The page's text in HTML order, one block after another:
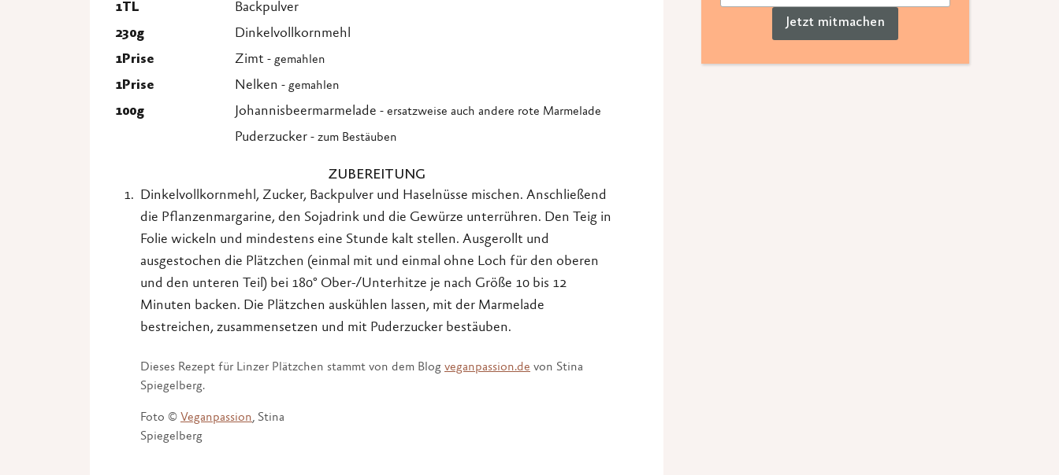
1TL
Backpulver
230g
Dinkelvollkornmehl
1Prise Zimt - gemahlen
1Prise Nelken - gemahlen
100g Johannisbeermarmelade - ersatzweise auch andere rote Marmelade
Puderzucker - zum Bestäuben
ZUBEREITUNG
Dinkelvollkornmehl, Zucker, Backpulver und Haselnüsse mischen. Anschließend
die Pflanzenmargarine, den Sojadrink und die Gewürze unterrühren. Den Teig in
Folie wickeln und mindestens eine Stunde kalt stellen. Ausgerollt und
ausgestochen die Plätzchen (einmal mit und einmal ohne Loch für den oberen
und den unteren Teil) bei 180° Ober-/Unterhitze je nach Größe 10 bis 12
Minuten backen. Die Plätzchen auskühlen lassen, mit der Marmelade
bestreichen, zusammensetzen und mit Puderzucker bestäuben.
Dieses Rezept für Linzer Plätzchen stammt von dem Blog veganpassion.de von Stina
Spiegelberg.
Foto © Veganpassion, Stina
Spiegelberg
Jetzt mitmachen